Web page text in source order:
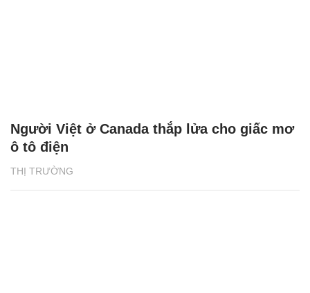
THỊ TRƯỜNG
Người Việt ở Canada thắp lửa cho giấc mơ
ô tô điện